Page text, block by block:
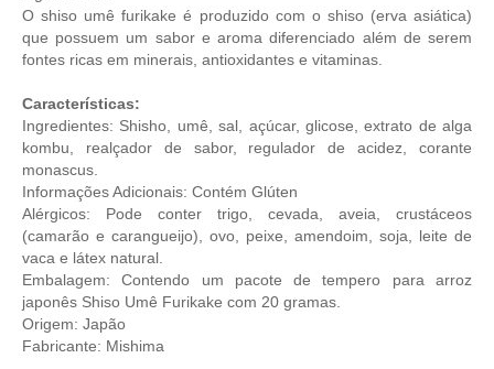
O shiso umê furikake é produzido com o shiso (erva asiática)
que possuem um sabor e aroma diferenciado além de serem
fontes ricas em minerais, antioxidantes e vitaminas.
Características:
Ingredientes: Shisho, umê, sal, açúcar, glicose, extrato de alga
kombu, realçador de sabor, regulador de acidez, corante
monascus.
Informações Adicionais: Contém Glúten
Alérgicos: Pode conter trigo, cevada, aveia, crustáceos
(camarão e carangueijo), ovo, peixe, amendoim, soja, leite de
vaca e látex natural.
Embalagem: Contendo um pacote de tempero para arroz
japonês Shiso Umê Furikake com 20 gramas.
Origem: Japão
Fabricante: Mishima